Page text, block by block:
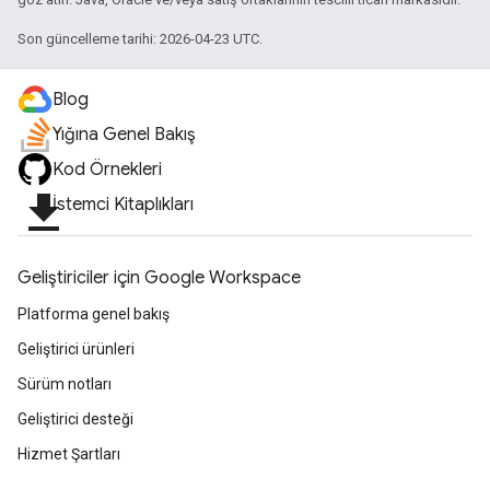
Son güncelleme tarihi: 2026-04-23 UTC.
Blog
Yığına Genel Bakış
Kod Örnekleri
file_downloadİstemci Kitaplıkları
Geliştiriciler için Google Workspace
Platforma genel bakış
Geliştirici ürünleri
Sürüm notları
Geliştirici desteği
Hizmet Şartları